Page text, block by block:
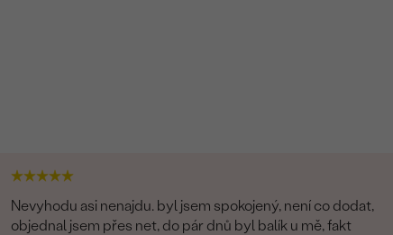
Nevyhodu asi nenajdu. byl jsem spokojený, není co dodat,
objednal jsem přes net, do pár dnů byl balík u mě, fakt